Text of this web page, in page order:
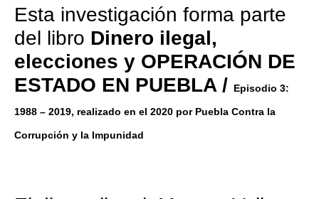
Esta investigación forma parte
del libro Dinero ilegal,
elecciones y OPERACIÓN DE
ESTADO EN PUEBLA / Episodio 3:
1988 – 2019, realizado en el 2020 por Puebla Contra la
Corrupción y la Impunidad